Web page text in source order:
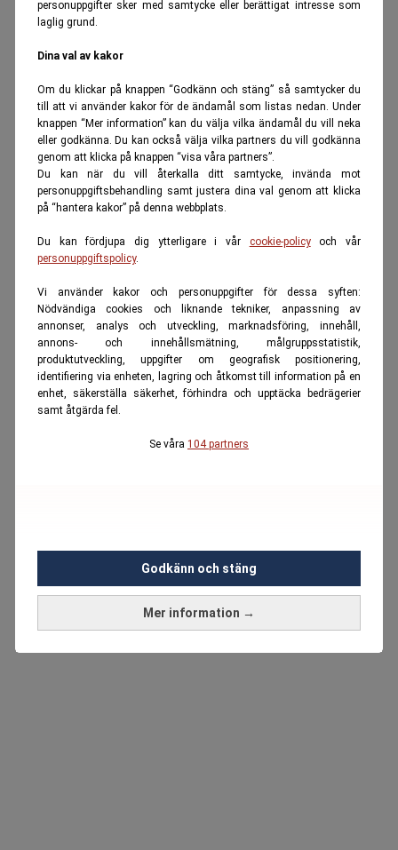
personuppgifter sker med samtycke eller berättigat intresse som
laglig grund.
Dina val av kakor
Om du klickar på knappen “Godkänn och stäng” så samtycker du
till att vi använder kakor för de ändamål som listas nedan. Under
knappen “Mer information” kan du välja vilka ändamål du vill neka
eller godkänna. Du kan också välja vilka partners du vill godkänna
genom att klicka på knappen “visa våra partners”.
Du kan när du vill återkalla ditt samtycke, invända mot
personuppgiftsbehandling samt justera dina val genom att klicka
på “hantera kakor” på denna webbplats.
Du kan fördjupa dig ytterligare i vår cookie-policyoch vår
personuppgiftspolicy.
Vi använder kakor och personuppgifter för dessa syften:
Nödvändiga cookies och liknande tekniker, anpassning av
annonser, analys och utveckling, marknadsföring, innehåll,
annons- och innehållsmätning, målgruppsstatistik,
produktutveckling, uppgifter om geografisk positionering,
identifiering via enheten, lagring och åtkomst till information på en
enhet, säkerställa säkerhet, förhindra och upptäcka bedrägerier
samt åtgärda fel.
Se våra 104 partners
Mer information →
Godkänn och stäng